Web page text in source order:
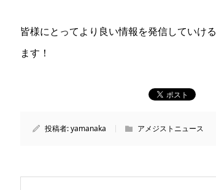
皆様にとってより良い情報を発信していけ
ます！
投稿者:yamanaka アメジストニュース